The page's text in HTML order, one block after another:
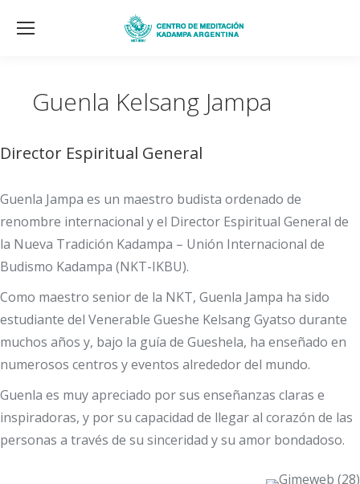
Guenla Kelsang Jampa
Director Espiritual General
Guenla Jampa es un maestro budista ordenado de
renombre internacional y el Director Espiritual General de
la Nueva Tradición Kadampa – Unión Internacional de
Budismo Kadampa (NKT-IKBU).
Como maestro senior de la NKT, Guenla Jampa ha sido
estudiante del Venerable Gueshe Kelsang Gyatso durante
muchos años y, bajo la guía de Gueshela, ha enseñado en
numerosos centros y eventos alrededor del mundo.
Guenla es muy apreciado por sus enseñanzas claras e
inspiradoras, y por su capacidad de llegar al corazón de las
personas a través de su sinceridad y su amor bondadoso.